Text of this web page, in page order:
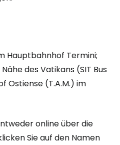
Hauptbahnhof Termini;
des Vatikans (SIT Bus
Ostiense (T.A.M.) im
online über die
Sie auf den Namen